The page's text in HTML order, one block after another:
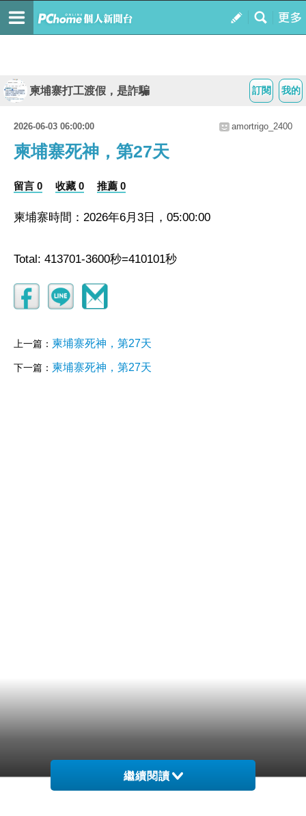
我的
訂閱
柬埔寨打工渡假，是詐騙
2026-06-03 06:00:00 amortrigo_2400
柬埔寨死神，第27天
留言 0 收藏 0 推薦 0
柬埔寨時間：2026年6月3日，05:00:00
Total: 413701-3600秒=410101秒
上一篇： 柬埔寨死神，第27天
下一篇： 柬埔寨死神，第27天
繼續閱讀